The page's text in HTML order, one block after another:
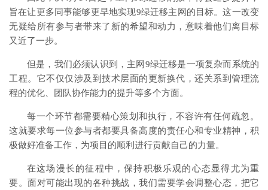
旨在让更多同事能够更早地实现9绿迁移主网的目标。这一改变
无疑给所有参与者带来了新的希望和动力，意味着他们离目标
又近了一步。
但是，我们必须认识到，主网9绿迁移是一项复杂而系统的
工程。它不仅仅涉及到技术层面的更新换代，还关系到管理流
程的优化、团队协作能力的提升等多个方面。
每一个环节都需要精心策划和执行，不容许有任何疏忽。
这就要求每一位参与者都要具备高度的责任心和专业精神，积
极做好准备工作，为项目的顺利进行贡献自己的力量。
在这场漫长的征程中，保持积极乐观的心态显得尤为重
要。面对可能出现的各种挑战，我们需要学会调整心态，把它